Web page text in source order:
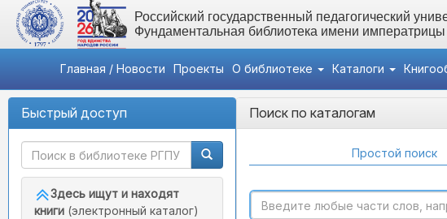
Российский государственный педагогический
Фундаментальная библиотека имени
Главная / Новости Проекты О библиотеке Каталоги
Быстрый доступ
Здесь ищут и находят
книги (электронный каталог)
Поиск по каталогам
Простой поиск